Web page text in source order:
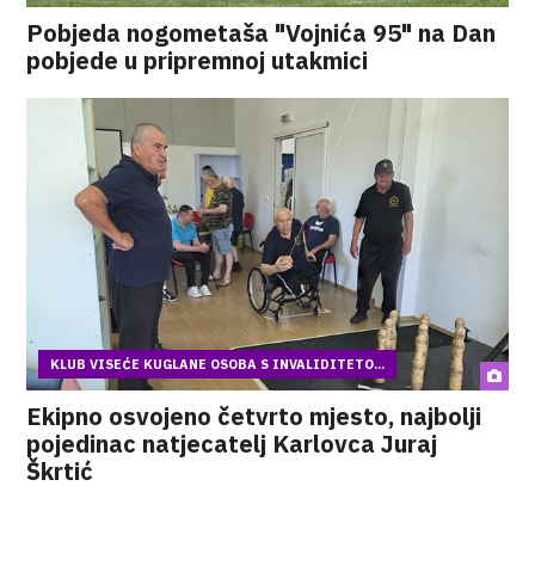
Pobjeda nogometaša "Vojnića 95" na Dan
pobjede u pripremnoj utakmici
KLUB VISEĆE KUGLANE OSOBA S INVALIDITETO...
Ekipno osvojeno četvrto mjesto, najbolji
pojedinac natjecatelj Karlovca Juraj
Škrtić